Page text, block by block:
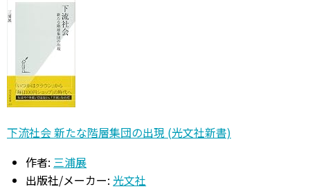
下流社会 新たな階層集団の出現 (光文社新書)
作者: 三浦展
出版社/メーカー: 光文社